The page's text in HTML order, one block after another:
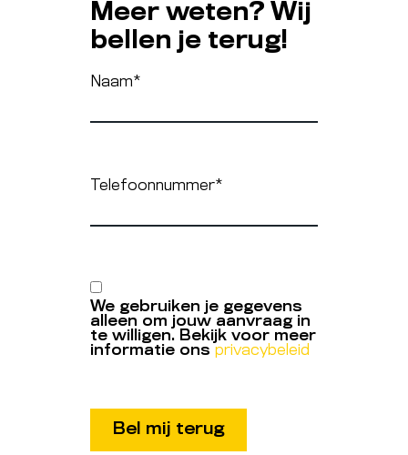
Meer weten? Wij
bellen je terug!
Naam*
Telefoonnummer*
We gebruiken je gegevens
alleen om jouw aanvraag in
te willigen. Bekijk voor meer
informatie ons privacybeleid